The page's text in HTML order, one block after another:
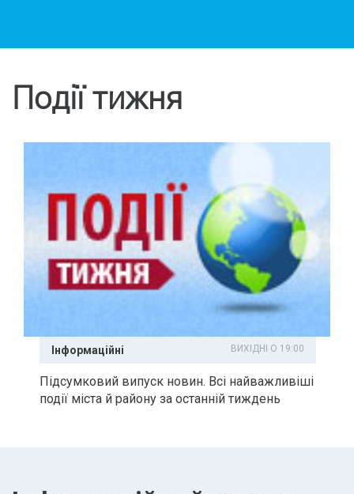
Події тижня
Інформаційні ВИХІДНІ О 19:00
Підсумковий випуск новин. Всі найважливіші
події міста й району за останній тиждень